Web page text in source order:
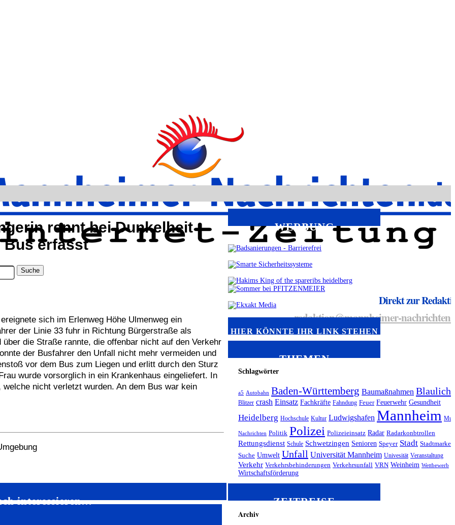
Direkt zur
redaktion@mannheimer-
rennt bei Dunkelheit
Bus erfasst
sich im Erlenweg Höhe Ulmenweg ein
der Linie 33 fuhr in Richtung Bürgerstraße als
die Straße rannte, die offenbar nicht auf den Verkehr
der Busfahrer den Unfall nicht mehr vermeiden und
vor dem Bus zum Liegen und erlitt durch den Sturz
wurde vorsorglich in ein Krankenhaus eingeliefert. In
nicht verletzt wurden. An dem Bus war kein
interessieren…
WERBUNG
HIER KÖNNTE IHR LINK STEHEN
THEMEN
Schlagwörter
a5 Autobahn Baden-Württemberg Baumaßnahmen Blaulicht
Blitzer crash Einsatz Fachkräfte Fahndung Feuer Feuerwehr Gesundheit
Heidelberg Hochschule Kultur Ludwigshafen Mannheim
Nachrichten Politik Polizei Polizeieinsatz Radar Radarkonbtrollen
Rettungsdienst Schule Schwetzingen Senioren Speyer Stadt
Suche Umwelt Unfall Universität Mannheim Univesität Veranstaltung
Verkehr Verkehrsbehinderungen Verkehrsunfall VRN Weinheim Wettbewerb
Wirtschaftsförderung
ZEITREISE
Archiv